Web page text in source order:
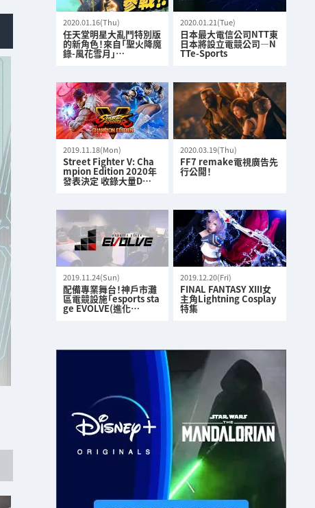
2020.01.16(Thu)
任天堂明星大亂鬥特別版
的新角色！來自「聖火降魔
錄-風花雪月」…
2020.01.21(Tue)
日本最大電信公司NTT東
日本將設立電競公司—N
TTe-Sports
2019.11.18(Mon)
Street Fighter V: Cha
mpion Edition 2020年
發表決定 收錄大量D…
2020.03.19(Thu)
FF7 remake電視廣告先
行公開！
2019.11.24(Sun)
配備專業舞台！神戶市灘
區電競設施「esports sta
ge EVOLVE(進化…
2019.12.20(Fri)
FINAL FANTASY XIII女
主角Lightning Cosplay
特集